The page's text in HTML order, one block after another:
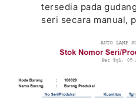
tersedia pada
seri secara manual,